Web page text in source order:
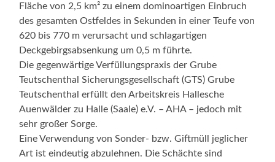
Fläche von 2,5 km² zu einem dominoartigen Einbruch
des gesamten Ostfeldes in Sekunden in einer Teufe von
620 bis 770 m verursacht und schlagartigen
Deckgebirgsabsenkung um 0,5 m führte.
Die gegenwärtige Verfüllungspraxis der Grube
Teutschenthal Sicherungsgesellschaft (GTS) Grube
Teutschenthal erfüllt den Arbeitskreis Hallesche
Auenwälder zu Halle (Saale) e.V. – AHA – jedoch mit
sehr großer Sorge.
Eine Verwendung von Sonder- bzw. Giftmüll jeglicher
Art ist eindeutig abzulehnen. Die Schächte sind